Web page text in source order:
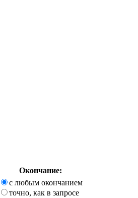
Окончание:
с любым окончанием
точно, как в запросе